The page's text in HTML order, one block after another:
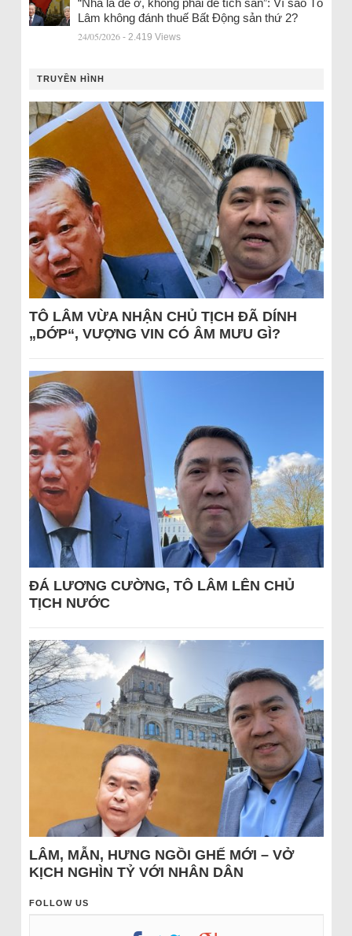
Lâm không đánh thuế Bất Động sản thứ 2?
24/05/2026 - 2.419 Views
TRUYỀN HÌNH
TÔ LÂM VỪA NHẬN CHỦ TỊCH ĐÃ DÍNH
„DỚP“, VƯỢNG VIN CÓ ÂM MƯU GÌ?
ĐÁ LƯƠNG CƯỜNG, TÔ LÂM LÊN CHỦ
TỊCH NƯỚC
LÂM, MẪN, HƯNG NGỒI GHẾ MỚI – VỞ
KỊCH NGHÌN TỶ VỚI NHÂN DÂN
FOLLOW US